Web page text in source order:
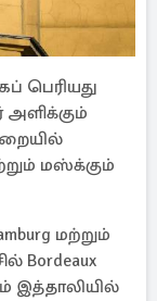
பெரியது
அளிக்கும்
மஸ்க்கும்
மற்றும்
Bordeaux
இத்தாலியில்